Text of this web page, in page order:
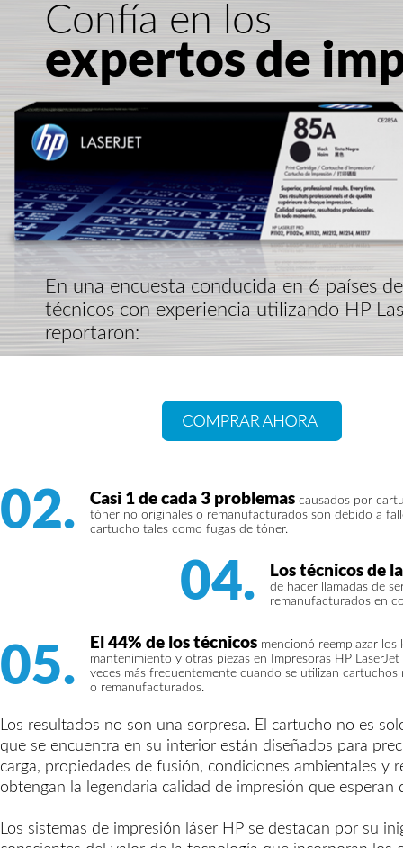
Confía en los
expertos de
En una encuesta conducida en 6 países
técnicos con experiencia utilizando HP
reportaron:
02. Casi 1 de cada 3 problemas causados por
tóner no originales o remanufacturados son debido a
cartucho tales como fugas de tóner.
04. Los técnicos de
de hacer llamadas de
remanufacturados en
05. El 44% de los técnicos mencionó reemplazar los
mantenimiento y otras piezas en Impresoras HP LaserJet
veces más frecuentemente cuando se utilizan cartuchos
o remanufacturados.
Los resultados no son una sorpresa. El cartucho no es
que se encuentra en su interior están diseñados para
carga, propiedades de fusión, condiciones ambientales y
obtengan la legendaria calidad de impresión que
Los sistemas de impresión láser HP se destacan por su